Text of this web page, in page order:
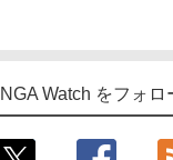
Watch をフォロ